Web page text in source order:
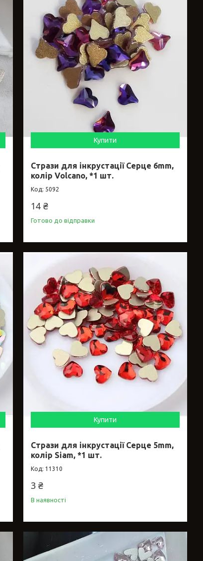
Купити
Стрази для інкрустації Серце 6mm,
колір Volcano, *1 шт.
5092
14 ₴
Готово до відправки
Купити
Стрази для інкрустації Серце 5mm,
колір Siam, *1 шт.
11310
3 ₴
В наявності